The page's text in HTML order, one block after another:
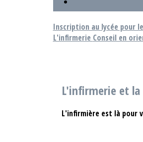
Inscription au lycée pour
L'infirmerie Conseil en
L'infirmerie et la
L'infirmière est là pour